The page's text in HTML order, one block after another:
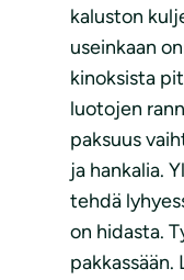
kaluston
useinkaan
kinoksista
luotojen
paksuus
ja hankalia.
tehdä
on hidasta.
pakkassään.